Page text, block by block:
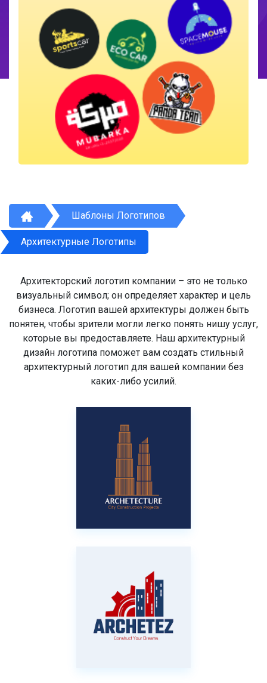
Шаблоны Логотипов
Архитектурные Логотипы
Архитекторский логотип компании – это не только
визуальный символ; он определяет характер и цель
бизнеса. Логотип вашей архитектуры должен быть
понятен, чтобы зрители могли легко понять нишу услуг,
которые вы предоставляете. Наш архитектурный
дизайн логотипа поможет вам создать стильный
архитектурный логотип для вашей компании без
каких-либо усилий.